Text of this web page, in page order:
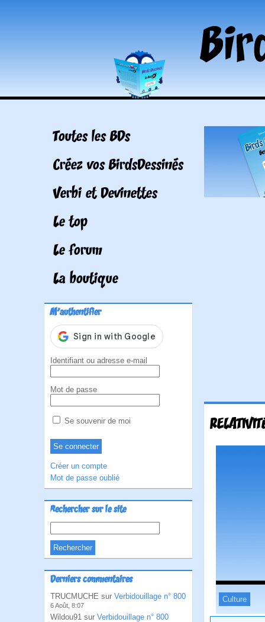
Toutes les BDs
Créez vos BirdsDessinés
Verbi et Devinettes
Le top
Le forum
La boutique
M'authentifier
Identifiant ou adresse e-mail
Mot de passe
Se souvenir de moi
Créer un compte
Mot de passe oublié
Rechercher sur le site
Derniers commentaires
TRUCMUCHE sur Verbidouillage n° 800
6 Août, 8:07
Wildou91 sur Verbidouillage n° 800
Culture